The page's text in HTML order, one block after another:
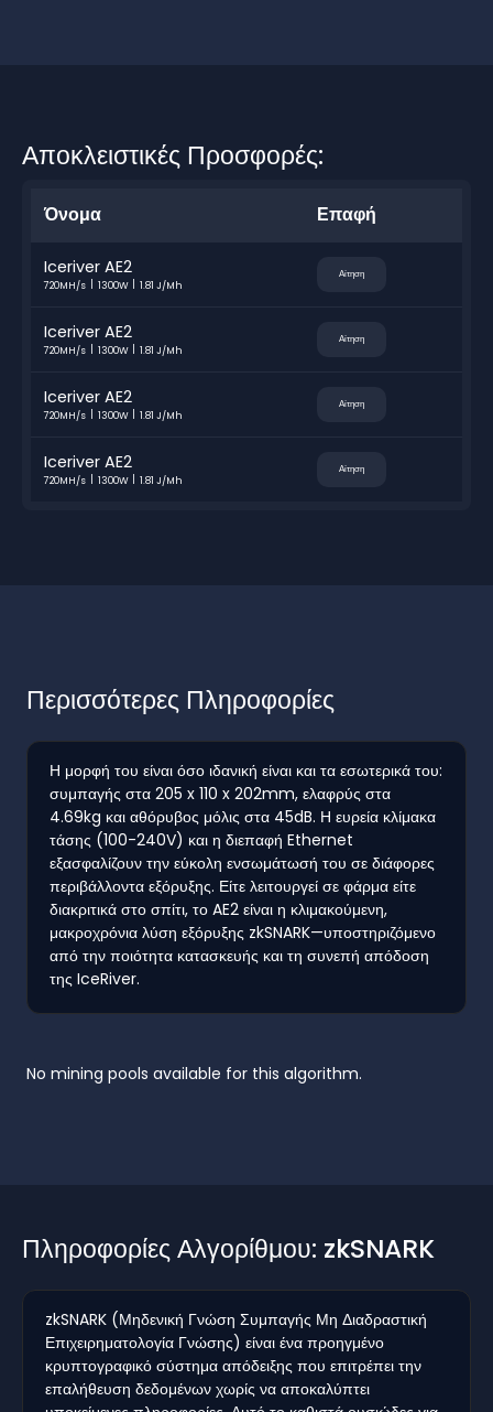
Αποκλειστικές Προσφορές:
Όνομα Επαφή
Iceriver AE2
720MH/s 1300W 1.81 J/Mh
Αίτηση
Iceriver AE2
720MH/s 1300W 1.81 J/Mh
Αίτηση
Iceriver AE2
720MH/s 1300W 1.81 J/Mh
Αίτηση
Iceriver AE2
720MH/s 1300W 1.81 J/Mh
Αίτηση
Περισσότερες Πληροφορίες
Η μορφή του είναι όσο ιδανική είναι και τα εσωτερικά του:
συμπαγής στα 205 x 110 x 202mm, ελαφρύς στα
4.69kg και αθόρυβος μόλις στα 45dB. Η ευρεία κλίμακα
τάσης (100-240V) και η διεπαφή Ethernet
εξασφαλίζουν την εύκολη ενσωμάτωσή του σε διάφορες
περιβάλλοντα εξόρυξης. Είτε λειτουργεί σε φάρμα είτε
διακριτικά στο σπίτι, το AE2 είναι η κλιμακούμενη,
μακροχρόνια λύση εξόρυξης zkSNARK—υποστηριζόμενο
από την ποιότητα κατασκευής και τη συνεπή απόδοση
της IceRiver.
No mining pools available for this algorithm.
Πληροφορίες Αλγορίθμου: zkSNARK
zkSNARK (Μηδενική Γνώση Συμπαγής Μη Διαδραστική
Επιχειρηματολογία Γνώσης) είναι ένα προηγμένο
κρυπτογραφικό σύστημα απόδειξης που επιτρέπει την
επαλήθευση δεδομένων χωρίς να αποκαλύπτει